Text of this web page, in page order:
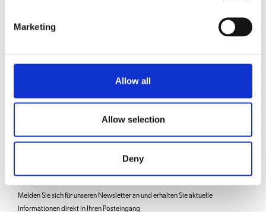
Marketing
Allow all
Allow selection
Deny
Produkt anzeigen
B20 HW mit Filterkörben
Melden Sie sich für unseren Newsletter an und erhalten Sie aktuelle
Informationen direkt in Ihren Posteingang